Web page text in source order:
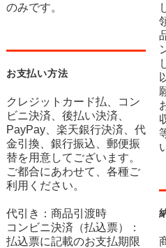
のみです。
お支払い方法
クレジットカード払、コン
ビニ決済、後払い決済、
PayPay、楽天銀行決済、代
金引換、銀行振込、郵便振
替を用意してございます。
ご都合にあわせて、各種ご
利用ください。
代引き：商品引渡時
コンビニ決済（払込票）：
払込票に記載のお支払期限